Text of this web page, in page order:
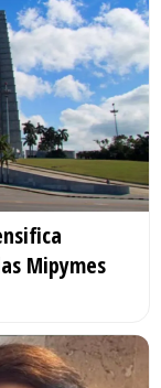
Mipymes